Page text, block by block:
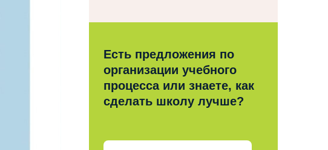
Есть предложения по
организации учебного
процесса или знаете, как
сделать школу лучше?